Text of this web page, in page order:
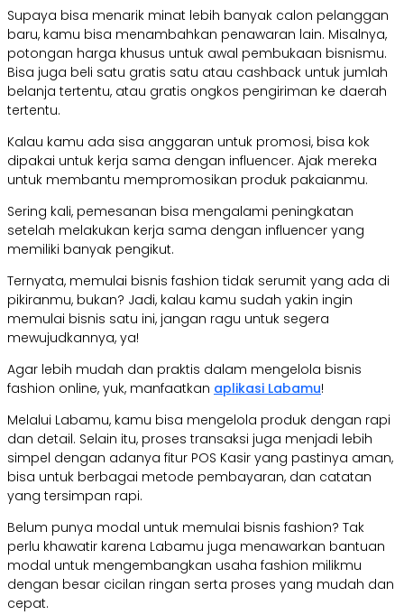
Supaya bisa menarik minat lebih banyak calon pelanggan
baru, kamu bisa menambahkan penawaran lain. Misalnya,
potongan harga khusus untuk awal pembukaan bisnismu.
Bisa juga beli satu gratis satu atau cashback untuk jumlah
belanja tertentu, atau gratis ongkos pengiriman ke daerah
tertentu.
Kalau kamu ada sisa anggaran untuk promosi, bisa kok
dipakai untuk kerja sama dengan influencer. Ajak mereka
untuk membantu mempromosikan produk pakaianmu.
Sering kali, pemesanan bisa mengalami peningkatan
setelah melakukan kerja sama dengan influencer yang
memiliki banyak pengikut.
Ternyata, memulai bisnis fashion tidak serumit yang ada di
pikiranmu, bukan? Jadi, kalau kamu sudah yakin ingin
memulai bisnis satu ini, jangan ragu untuk segera
mewujudkannya, ya!
Agar lebih mudah dan praktis dalam mengelola bisnis
fashion online, yuk, manfaatkan aplikasi Labamu!
Melalui Labamu, kamu bisa mengelola produk dengan rapi
dan detail. Selain itu, proses transaksi juga menjadi lebih
simpel dengan adanya fitur POS Kasir yang pastinya aman,
bisa untuk berbagai metode pembayaran, dan catatan
yang tersimpan rapi.
Belum punya modal untuk memulai bisnis fashion? Tak
perlu khawatir karena Labamu juga menawarkan bantuan
modal untuk mengembangkan usaha fashion milikmu
dengan besar cicilan ringan serta proses yang mudah dan
cepat.